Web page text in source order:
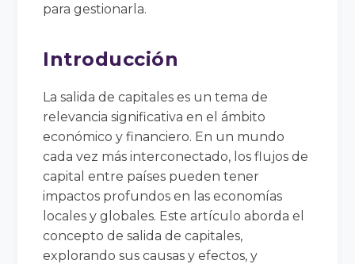
para gestionarla.
Introducción
La salida de capitales es un tema de
relevancia significativa en el ámbito
económico y financiero. En un mundo
cada vez más interconectado, los flujos de
capital entre países pueden tener
impactos profundos en las economías
locales y globales. Este artículo aborda el
concepto de salida de capitales,
explorando sus causas y efectos, y